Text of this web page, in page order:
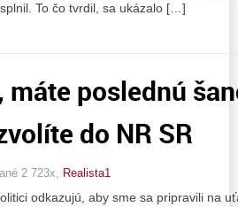
To čo tvrdil, sa ukázalo […]
máte poslednú
do NR SR
2 723x, Realista1
odkazujú, aby sme sa pripravili na